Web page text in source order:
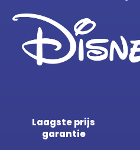
Laagste prijs
garantie